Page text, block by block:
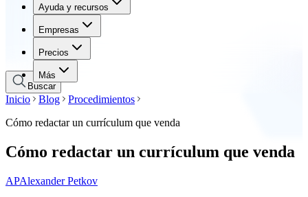
Ayuda y recursos
Empresas
Precios
Más
Ayuda y recursos
Empresas
Precios
Buscar
Inicio Blog
Procedimientos
Cómo redactar un currículum que venda
Cómo redactar un currículum que venda
APAlexander Petkov